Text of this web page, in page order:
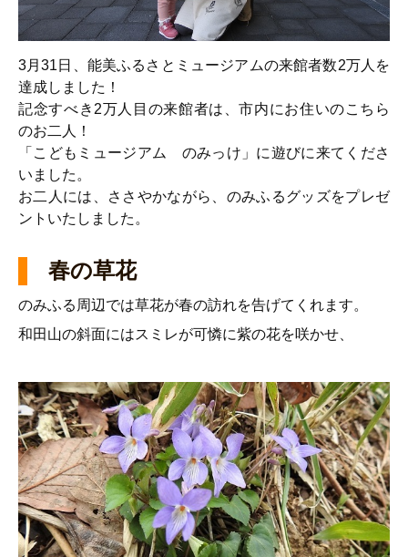
3月31日、能美ふるさとミュージアムの来館者数2万人を
達成しました！
記念すべき2万人目の来館者は、市内にお住いのこちら
のお二人！
「こどもミュージアム のみっけ」に遊びに来てくださ
いました。
お二人には、ささやかながら、のみふるグッズをプレゼ
ントいたしました。
春の草花
のみふる周辺では草花が春の訪れを告げてくれます。
和田山の斜面にはスミレが可憐に紫の花を咲かせ、